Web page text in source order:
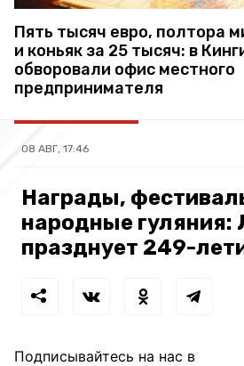
Пять тысяч евро, полтора
и коньяк за 25 тысяч: в
обворовали офис местного
предпринимателя
08 АВГ, 17:46
Награды,
народные гуляния:
празднует 249-
Подписывайтесь на нас в